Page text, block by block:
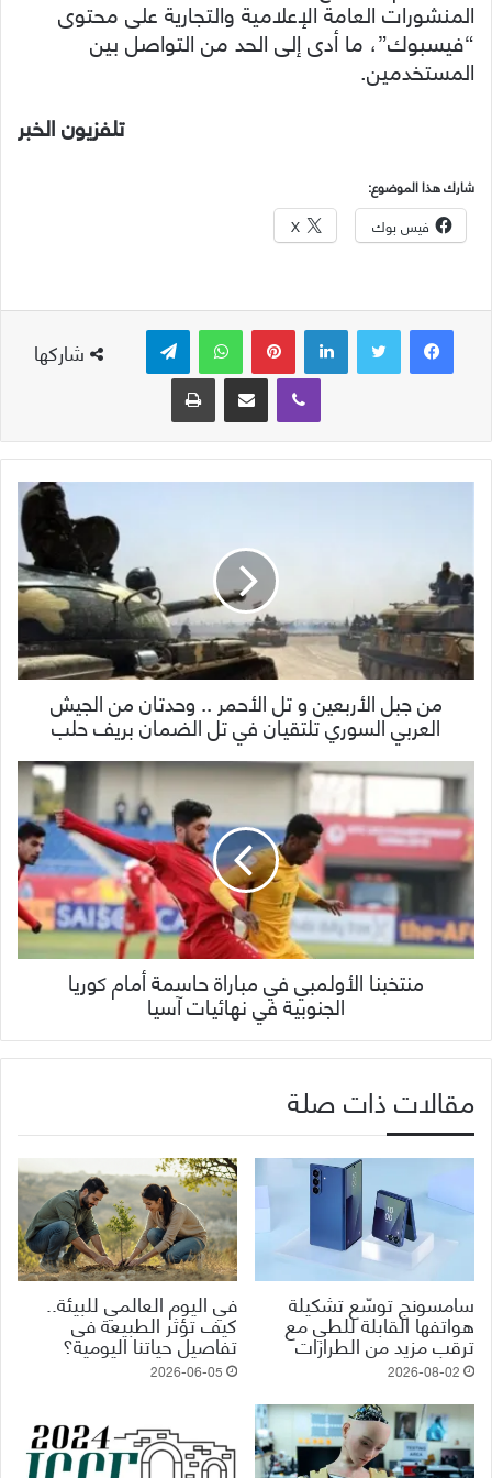
المنشورات العامة الإعلامية والتجارية على محتوى
“فيسبوك”، ما أدى إلى الحد من التواصل بين
المستخدمين.
تلفزيون الخبر
شارك هذا الموضوع:
فيس بوك X
شاركها
لينكدإن بينتيريست واتساب
ڤايبر
مشاركة عبر البريد طباعة
من جبل الأربعين و تل الأحمر .. وحدتان من الجيش
العربي السوري تلتقيان في تل الضمان بريف حلب
منتخبنا الأولمبي في مباراة حاسمة أمام كوريا
الجنوبية في نهائيات آسيا
مقالات ذات صلة
سامسونج توسّع تشكيلة
هواتفها القابلة للطي مع
ترقب مزيد من الطرازات
2026-08-02
في اليوم العالمي للبيئة..
كيف تؤثر الطبيعة في
تفاصيل حياتنا اليومية؟
2026-06-05